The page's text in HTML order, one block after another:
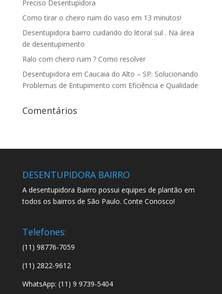
Preciso Desentupidora
Como tirar o cheiro ruim do vaso em 13 minutos!
Desentupidora bairro cuidando do litoral sul . Na área
de desentupimento
Ralo com cheiro ruim ? Como resolver
Desentupidora em Caucaia do Alto – SP: Solucionando
Problemas de Entupimento com Eficiência e Qualidade
Comentários
DESENTUPIDORA BAIRRO
A desentupidora Bairro possui equipes de plantão em
todos os bairros de São Paulo. Conte Conosco!
Telefones:
(11) 98776-7059
(11) 2822-9612
WhatsApp: (11) 9 9739-5404